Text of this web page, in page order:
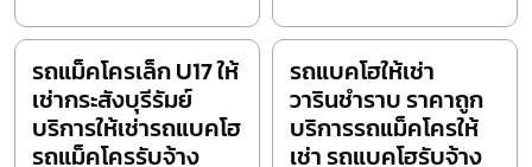
รถแม็คโครเล็ก U17 ให้
เช่ากระสังบุรีรัมย์
บริการให้เช่ารถแบคโฮ
รถแม็คโครรับจ้าง
รถแบคโฮให้เช่า
วารินชำราบ ราคาถูก
บริการรถแม็คโครให้
เช่า รถแบคโฮรับจ้าง